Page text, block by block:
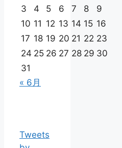
3
4 5 6 7 8
9
10 11 12 13 14 15 16
17 18 19 20 21 22 23
24 25 26 27 28 29 30
31
« 6月
Tweets